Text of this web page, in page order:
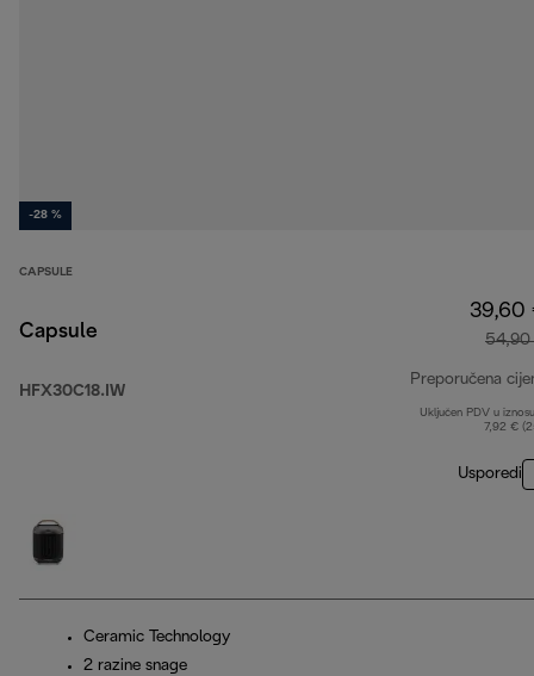
-28 %
CAPSULE
Capsule
HFX30C18.IW
39,60
54,90
Preporučena
Uključen PDV u
7,92 €
Usporedi
Ceramic Technology
2 razine snage